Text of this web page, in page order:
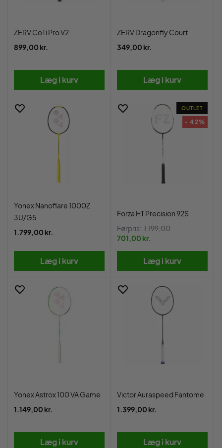
ZERV CoTi Pro V2
899,00 kr.
Læg i kurv
ZERV Dragonfly Court
349,00 kr.
Læg i kurv
Yonex Nanoflare 1000Z
3U/G5
1.799,00 kr.
Læg i kurv
OUTLET
- 42%
Forza HT Precision 92S
Førpris: 1.199,00
701,00 kr.
Læg i kurv
Yonex Astrox 100 VA Game
1.149,00 kr.
Læg i kurv
Victor Auraspeed Fantome
1.399,00 kr.
Læg i kurv